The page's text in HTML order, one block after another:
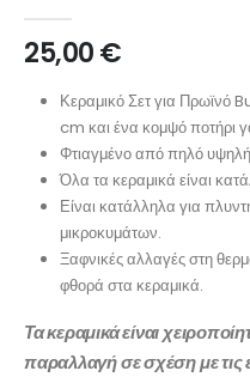
25,00€
Κεραμικό Σετ για Πρωϊνό
cm και ένα κομψό ποτήρι
Φτιαγμένο από πηλό
Όλα τα κεραμικά είναι
Είναι κατάλληλα για
μικροκυμάτων.
Ξαφνικές αλλαγές στη
φθορά στα κεραμικά.
Τα κεραμικά είναι
παραλλαγή σε σχέση με τις